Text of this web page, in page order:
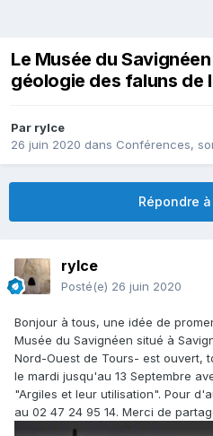
Le Musée du
géologie des faluns de
Par rylce
26 juin 2020 dans Conférences,
Répondre
rylce
Posté(e) 26 juin 2020
Bonjour à tous, une idée de
Musée du Savignéen situé à
Nord-Ouest de Tours- est ouvert,
le mardi jusqu'au 13 Septembre
"Argiles et leur utilisation". Pour
au 02 47 24 95 14. Merci de